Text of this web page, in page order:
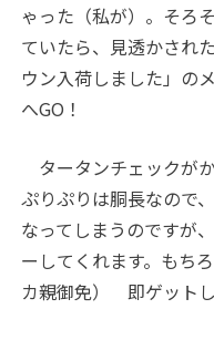
ゃった（私が）。そろ
ていたら、見透かされ
ウン入荷しました」の
へGO ！
タータンチェックが
ぷりぷりは胴長なので
なってしまうのですが
ーしてくれます。もち
カ親御免） 即ゲットし